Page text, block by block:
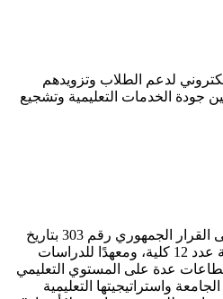
لدعم الطلاب وتزويدهم
جودة الخدمات التعليمية وتشجيع
تأسست جامعة دمنهور بمقتضى القرار الجمهوري رقم 303 بتاريخ
26-10-2010، هذا وتضم الجامعة عدد 12 كلية، ومعهدًا للدراسات
قطاعات عدة على المستوي التعليمي
واستراتيجيتها التعليمية